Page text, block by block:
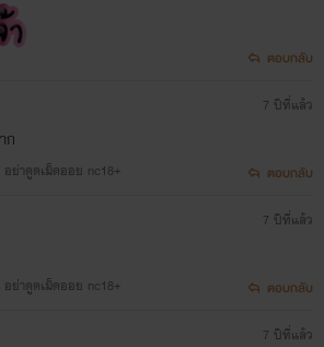
ตอน เพื่อนรักนักบำบัด
เมื่อการเคลื่อนไหวภายในรถได้ถูกปิดกั้น
ก เธอรู้ว่าเขากำลังจะทำอะไร เธอกลืน
ตอบกลับ
ก
ย่าดูดเม็ดออย nc18+
7 ปีที่แล้ว
ตอบกลับ
ย่าดูดเม็ดออย nc18+
7 ปีที่แล้ว
ตอบกลับ
7 ปีที่แล้ว